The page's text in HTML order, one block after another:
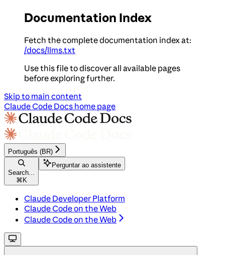
Documentation Index
Fetch the complete documentation index at:
/docs/llms.txt
Use this file to discover all available pages
before exploring further.
Skip to main content
Claude Code Docs home page
Português (BR)
Search...
⌘ K
Perguntar ao assistente
Claude Developer Platform
Claude Code on the Web
Claude Code on the Web